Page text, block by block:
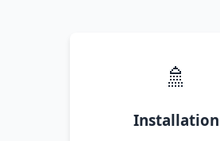
🚿
Installation